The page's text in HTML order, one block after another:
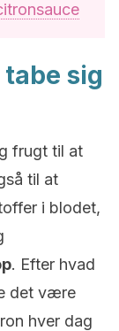
sig
frugt til at
til at
i blodet,
. Efter hvad
det være
hver dag